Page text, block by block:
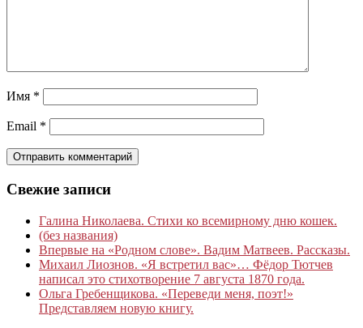
Имя *
Email *
Свежие записи
Галина Николаева. Стихи ко всемирному дню кошек.
(без названия)
Впервые на «Родном слове». Вадим Матвеев. Рассказы.
Михаил Лиознов. «Я встретил вас»… Фёдор Тютчев
написал это стихотворение 7 августа 1870 года.
Ольга Гребенщикова. «Переведи меня, поэт!»
Представляем новую книгу.